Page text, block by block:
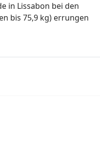
in Lissabon bei den
bis 75,9 kg) errungen